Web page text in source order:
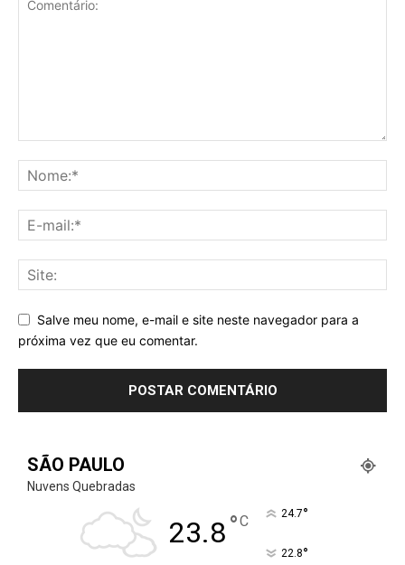
Salve meu nome, e-mail e site neste navegador para a
próxima vez que eu comentar.
SÃO PAULO
Nuvens Quebradas
23.8°C 24.7°
22.8°